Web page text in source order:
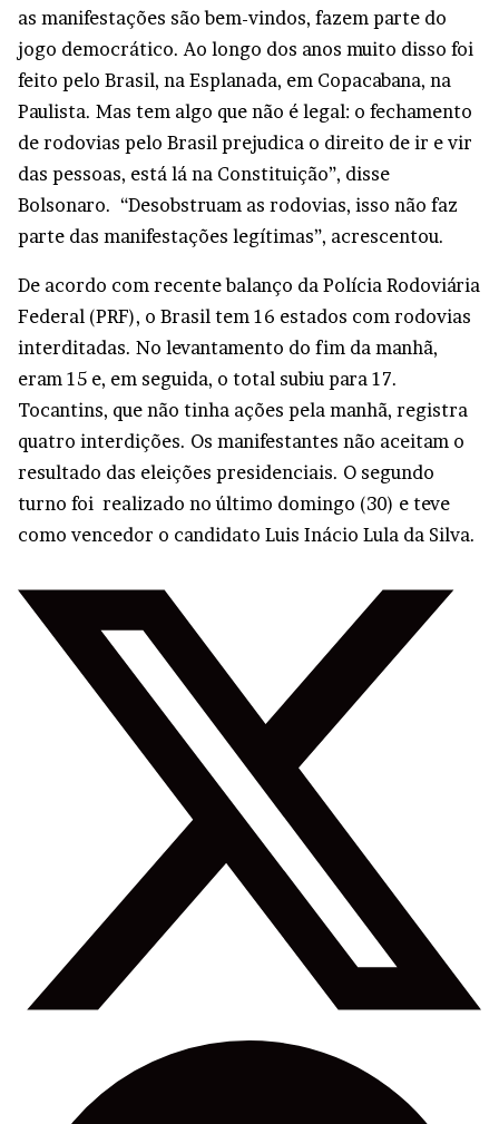
as manifestações são bem-vindos, fazem parte do
jogo democrático. Ao longo dos anos muito disso foi
feito pelo Brasil, na Esplanada, em Copacabana, na
Paulista. Mas tem algo que não é legal: o fechamento
de rodovias pelo Brasil prejudica o direito de ir e vir
das pessoas, está lá na Constituição”, disse
Bolsonaro. “Desobstruam as rodovias, isso não faz
parte das manifestações legítimas”, acrescentou.
De acordo com recente balanço da Polícia Rodoviária
Federal (PRF), o Brasil tem 16 estados com rodovias
interditadas. No levantamento do fim da manhã,
eram 15 e, em seguida, o total subiu para 17.
Tocantins, que não tinha ações pela manhã, registra
quatro interdições. Os manifestantes não aceitam o
resultado das eleições presidenciais. O segundo
turno foi realizado no último domingo (30) e teve
como vencedor o candidato Luis Inácio Lula da Silva.